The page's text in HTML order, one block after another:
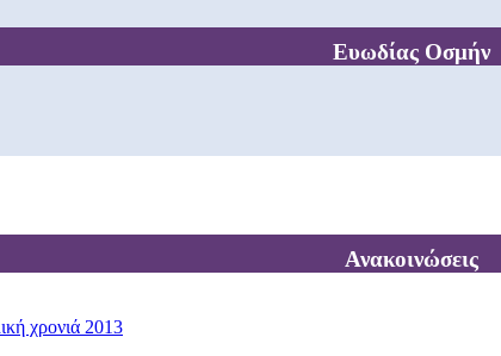
Ευωδίας Οσμήν
Ανακοινώσεις
χρονιά 2013